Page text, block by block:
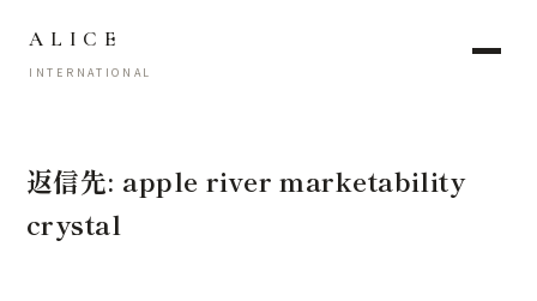
ALICE
INTERNATIONAL
返信先: apple river marketability
crystal